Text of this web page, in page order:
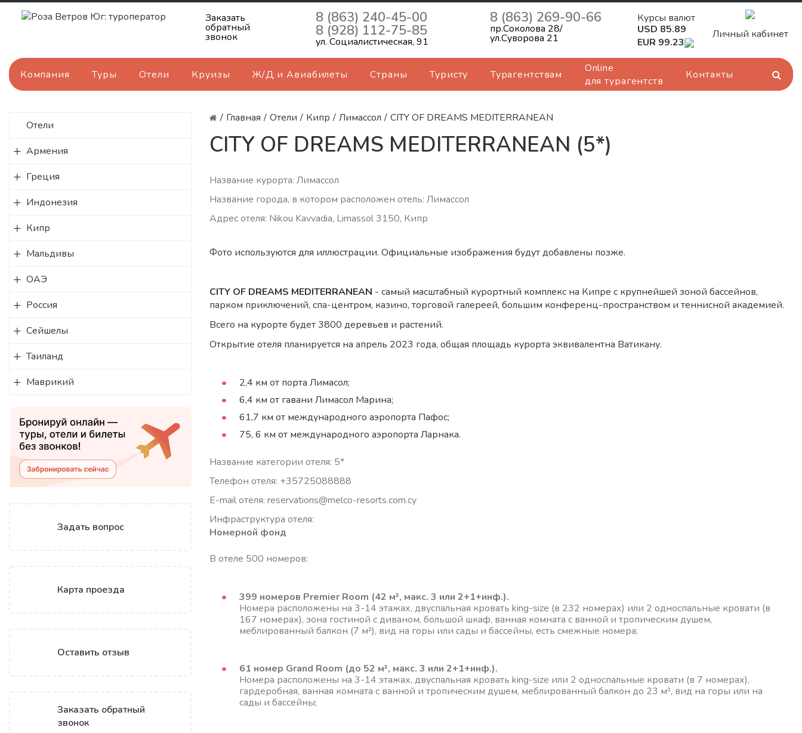
Заказать
обратный
звонок
8 (863) 240-45-00
8 (928) 112-75-85
ул. Социалистическая, 91
8 (863) 269-90-66
пр.Соколова 28/
ул.Суворова 21
Курсы валют
USD 85.89
EUR 99.23
Личный кабинет
Компания Туры Отели Круизы Ж/Д и Авиабилеты Страны Туристу Турагентствам
Online
для турагентств
Контакты
/ Главная / Отели / Кипр / Лимассол / CITY OF DREAMS MEDITERRANEAN
CITY OF DREAMS MEDITERRANEAN (5*)
Отели
Армения
Греция
Индонезия
Кипр
Мальдивы
ОАЭ
Россия
Сейшелы
Таиланд
Маврикий
Задать вопрос
Карта проезда
Оставить отзыв
Заказать обратный
звонок
Название курорта: Лимассол
Название города, в котором расположен отель: Лимассол
Адрес отеля: Nikou Kavvadia, Limassol 3150, Кипр
Фото используются для иллюстрации. Официальные изображения будут добавлены позже.
CITY OF DREAMS MEDITERRANEAN - самый масштабный курортный комплекс на Кипре с крупнейшей зоной бассейнов,
парком приключений, спа-центром, казино, торговой галереей, большим конференц-пространством и теннисной академией.
Всего на курорте будет 3800 деревьев и растений.
Открытие отеля планируется на апрель 2023 года, общая площадь курорта эквивалентна Ватикану.
2,4 км от порта Лимасол;
6,4 км от гавани Лимасол Марина;
61,7 км от международного аэропорта Пафос;
75, 6 км от международного аэропорта Ларнака.
Название категории отеля: 5*
Телефон отеля: +35725088888
E-mail отеля: reservations@melco-resorts.com.cy
Инфраструктура отеля:
Номерной фонд
В отеле 500 номеров:
399 номеров Premier Room (42 м², макс. 3 или 2+1+инф.).
Номера расположены на 3-14 этажах, двуспальная кровать king-size (в 232 номерах) или 2 односпальные кровати (в
167 номерах), зона гостиной c диваном, большой шкаф, ванная комната с ванной и тропическим душем,
меблированный балкон (7 м²), вид на горы или сады и бассейны, есть смежные номера;
61 номер Grand Room (до 52 м², макс. 3 или 2+1+инф.).
Номера расположены на 3-14 этажах, двуспальная кровать king-size или 2 односпальные кровати (в 7 номерах),
гардеробная, ванная комната с ванной и тропическим душем, меблированный балкон до 23 м², вид на горы или на
сады и бассейны;